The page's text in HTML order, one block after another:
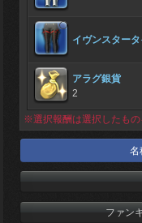
イヴンスタータ
アラグ銀貨
2
※選択報酬は選択したもの
名
ファン